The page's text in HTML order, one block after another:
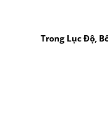
Trong Lục Độ,